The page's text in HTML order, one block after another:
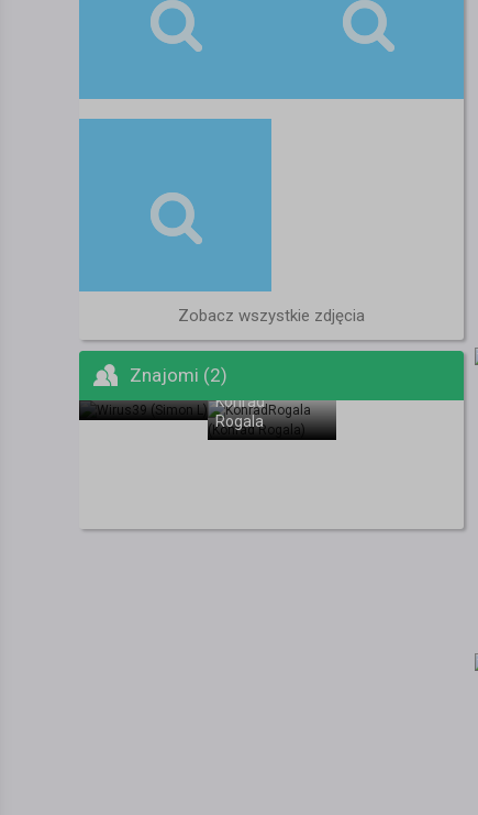
Zobacz wszystkie zdjęcia
Znajomi (2)
Simon L
Konrad
Rogala